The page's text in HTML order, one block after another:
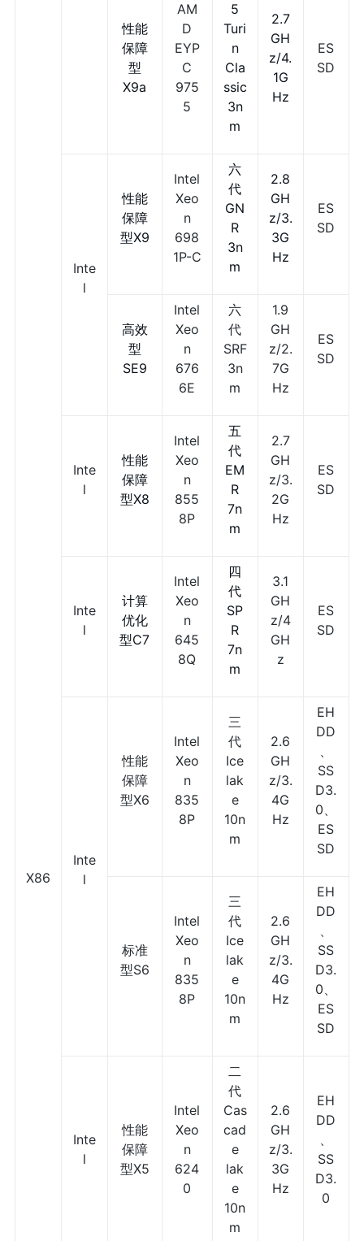
X86
性能
保障
型
X9a
AM
D
EYP
C
975
5
5
Turi
n
Cla
ssic
3n
m
2.7
GH
z/4.
1G
Hz
ES
SD
Inte
l
性能
保障
型X9
Intel
Xeo
n
698
1P-C
六
代
GN
R
3n
m
2.8
GH
z/3.
3G
Hz
ES
SD
高效
型
SE9
Intel
Xeo
n
676
6E
六
代
SRF
3n
m
1.9
GH
z/2.
7G
Hz
ES
SD
Inte
l
性能
保障
型X8
Intel
Xeo
n
855
8P
五
代
EM
R
7n
m
2.7
GH
z/3.
2G
Hz
ES
SD
Inte
l
计算
优化
型C7
Intel
Xeo
n
645
8Q
四
代
SP
R
7n
m
3.1
GH
z/4
GH
z
ES
SD
Inte
l
性能
保障
型X6
Intel
Xeo
n
835
8P
三
代
Ice
lak
e
10n
m
2.6
GH
z/3.
4G
Hz
EH
DD
、
SS
D3.
0、
ES
SD
标准
型S6
Intel
Xeo
n
835
8P
三
代
Ice
lak
e
10n
m
2.6
GH
z/3.
4G
Hz
EH
DD
、
SS
D3.
0、
ES
SD
Inte
l
性能
保障
型X5
Intel
Xeo
n
624
0
二
代
Cas
cad
e
lak
e
10n
m
2.6
GH
z/3.
3G
Hz
EH
DD
、
SS
D3.
0